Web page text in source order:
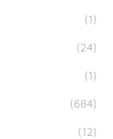
(1)
(24)
(1)
(684)
(12)